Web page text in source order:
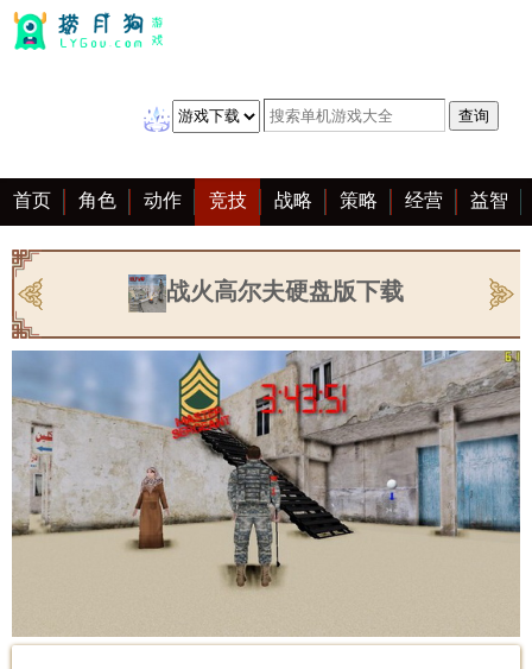
首页 角色 动作 竞技 战略 策略 经营 益智
冒险 棋牌 赛车 音乐 恋爱 单机 大全
战火高尔夫硬盘版下载